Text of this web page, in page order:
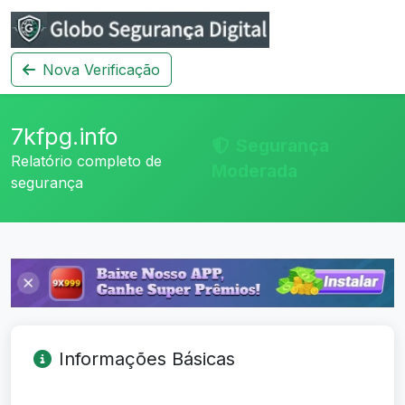
Nova Verificação
7kfpg.info
Relatório completo de
segurança
Informações Básicas